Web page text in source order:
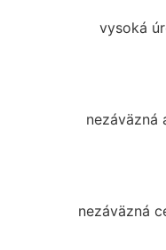
vysoká
nezáväzná
nezáväzná